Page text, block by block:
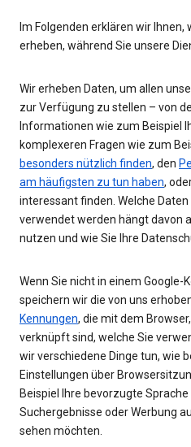
Im Folgenden erklären wir
erheben, während Sie unsere
Wir erheben Daten, um allen
zur Verfügung zu stellen – von
Informationen wie zum Beispiel
komplexeren Fragen wie zum
besonders nützlich finden, den
am häufigsten zu tun haben,
interessant finden. Welche
verwendet werden hängt davon
nutzen und wie Sie Ihre
Wenn Sie nicht in einem Google-
speichern wir die von uns
Kennungen, die mit dem
verknüpft sind, welche Sie
wir verschiedene Dinge tun, wie
Einstellungen über
Beispiel Ihre bevorzugte
Suchergebnisse oder Werbung
sehen möchten.